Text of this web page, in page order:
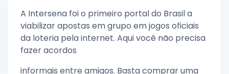
A Intersena foi o primeiro portal do Brasil a
viabilizar apostas em grupo em jogos oficiais
da loteria pela internet. Aqui você não precisa
fazer acordos
informais entre amigos. Basta comprar uma